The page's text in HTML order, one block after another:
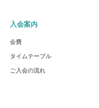
入会案内
会費
タイムテーブル
ご入会の流れ